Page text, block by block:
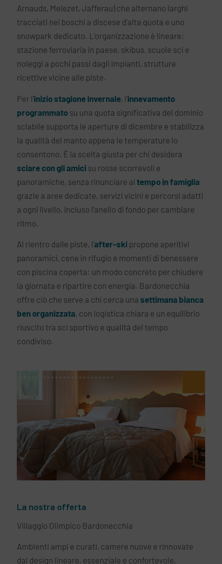
Arnauds, Melezet, Jafferau) che alternano larghi
tracciati nei boschi a discese d’alta quota e uno
snowpark dedicato. L’organizzazione è lineare:
stazione ferroviaria in paese, skibus, scuole sci e
noleggi a pochi passi dagli impianti, strutture
ricettive vicine alle piste.
Per l’inizio stagione invernale, l’innevamento
programmatosu una quota significativa del dominio
sciabile supporta le aperture di dicembre e stabilizza
la qualità del manto appena le temperature lo
consentono. È la scelta giusta per chi desidera
sciare con gli amicisu rosse scorrevoli e
panoramiche, senza rinunciare al tempo in famiglia
grazie a aree dedicate, servizi vicini e percorsi adatti
a ogni livello, incluso l’anello di fondo per cambiare
ritmo.
Al rientro dalle piste, l’after-skipropone aperitivi
panoramici, cene in rifugio e momenti di benessere
con piscina coperta: un modo concreto per chiudere
la giornata e ripartire con energia. Bardonecchia
offre ciò che serve a chi cerca una settimana bianca
ben organizzata, con logistica chiara e un equilibrio
riuscito tra sci sportivo e qualità del tempo
condiviso.
La nostra offerta
Villaggio Olimpico Bardonecchia
Ambienti ampi e curati, camere nuove e rinnovate
dal design lineare, essenziale e confortevole,